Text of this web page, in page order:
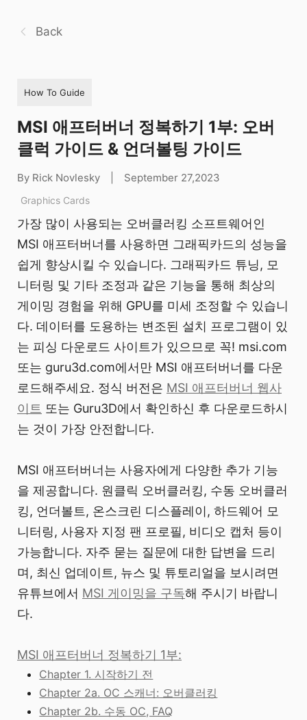
Back
How To Guide
MSI 애프터버너 정복하기 1부: 오버
클럭 가이드 & 언더볼팅 가이드
By Rick Novlesky September 27,2023
Graphics Cards
가장 많이 사용되는 오버클러킹 소프트웨어인
MSI 애프터버너를 사용하면 그래픽카드의 성능을
쉽게 향상시킬 수 있습니다. 그래픽카드 튜닝, 모
니터링 및 기타 조정과 같은 기능을 통해 최상의
게이밍 경험을 위해 GPU를 미세 조정할 수 있습니
다. 데이터를 도용하는 변조된 설치 프로그램이 있
는 피싱 다운로드 사이트가 있으므로 꼭! msi.com
또는 guru3d.com에서만 MSI 애프터버너를 다운
로드해주세요. 정식 버전은 MSI 애프터버너 웹사
이트 또는 Guru3D에서 확인하신 후 다운로드하시
는 것이 가장 안전합니다.
MSI 애프터버너는 사용자에게 다양한 추가 기능
을 제공합니다. 원클릭 오버클러킹, 수동 오버클러
킹, 언더볼트, 온스크린 디스플레이, 하드웨어 모
니터링, 사용자 지정 팬 프로필, 비디오 캡처 등이
가능합니다. 자주 묻는 질문에 대한 답변을 드리
며, 최신 업데이트, 뉴스 및 튜토리얼을 보시려면
유튜브에서 MSI 게이밍을 구독해 주시기 바랍니
다.
MSI 애프터버너 정복하기 1부:
Chapter 1. 시작하기 전
Chapter 2a. OC 스캐너: 오버클러킹
Chapter 2b. 수동 OC, FAQ